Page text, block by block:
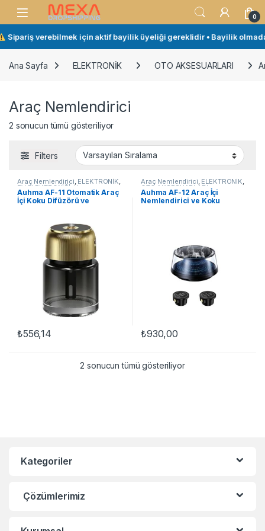
Skip to navigation
Skip to content
Open 0
Sipariş verebilmek için aktif bayilik üyeliği gereklidir • Bayilik
Ana Sayfa ELEKTRONİK OTO AKSESUARLARI
Araç Nemlendirici
2 sonucun tümü gösteriliyor
Filters
Araç Nemlendirici, ELEKTRONİK,
EV ELEKTRONİĞİ,Hava
Nemlendirici , OTO
AKSESUARLARI
Auhma AF-11 Otomatik Araç
İçi Koku Difüzörü ve
₺556,14
Araç Nemlendirici, ELEKTRONİK,
OTO AKSESUARLARI
Auhma AF-12 Araç İçi
Nemlendirici ve Koku
₺930,00
2 sonucun tümü gösteriliyor
Kategoriler
Çözümlerimiz